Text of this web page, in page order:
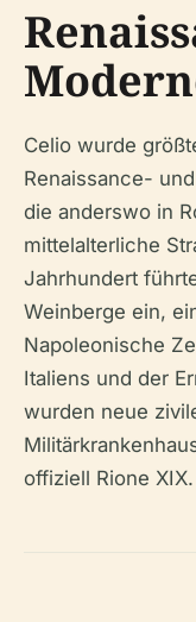
Celio wurde
Renaissance-
die anderswo in
mittelalterliche
Jahrhundert
Weinberge ein,
Napoleonische
Italiens und der
wurden neue
offiziell Rione XIX.